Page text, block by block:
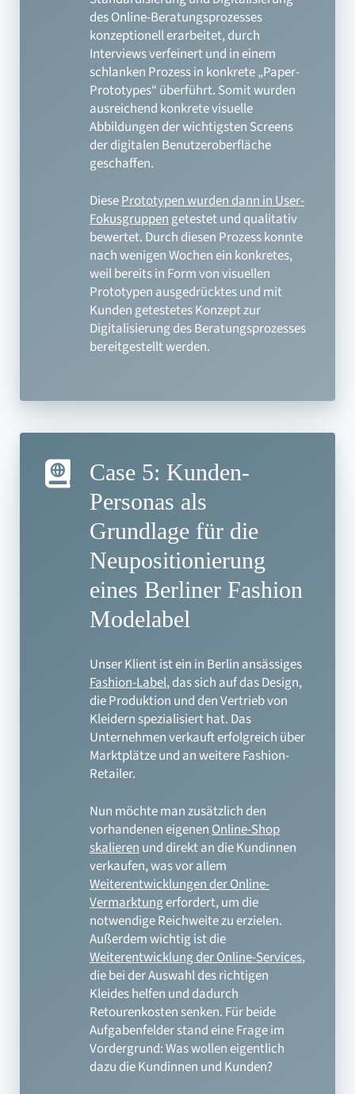
des Online-Beratungsprozesses
konzeptionell erarbeitet, durch
Interviews verfeinert und in einem
schlanken Prozess in konkrete „Paper-
Prototypes“ überführt. Somit wurden
ausreichend konkrete visuelle
Abbildungen der wichtigsten Screens
der digitalen Benutzeroberfläche
geschaffen.
DiesePrototypen wurden dann in User-
Fokusgruppengetestet und qualitativ
bewertet. Durch diesen Prozess konnte
nach wenigen Wochen ein konkretes,
weil bereits in Form von visuellen
Prototypen ausgedrücktes und mit
Kunden getestetes Konzept zur
Digitalisierung des Beratungsprozesses
bereitgestellt werden.
Case 5: Kunden-
Personas als
Grundlage für die
Neupositionierung
eines Berliner Fashion
Modelabel
Unser Klient ist ein in Berlin ansässiges
Fashion-Label, das sich auf das Design,
die Produktion und den Vertrieb von
Kleidern spezialisiert hat. Das
Unternehmen verkauft erfolgreich über
Marktplätze und an weitere Fashion-
Retailer.
Nun möchte man zusätzlich den
vorhandenen eigenenOnline-Shop
skalierenund direkt an die Kundinnen
verkaufen, was vor allem
Weiterentwicklungen der Online-
Vermarktungerfordert, um die
notwendige Reichweite zu erzielen.
Außerdem wichtig ist die
Weiterentwicklung der Online-Services,
die bei der Auswahl des richtigen
Kleides helfen und dadurch
Retourenkosten senken. Für beide
Aufgabenfelder stand eine Frage im
Vordergrund: Was wollen eigentlich
dazu die Kundinnen und Kunden?